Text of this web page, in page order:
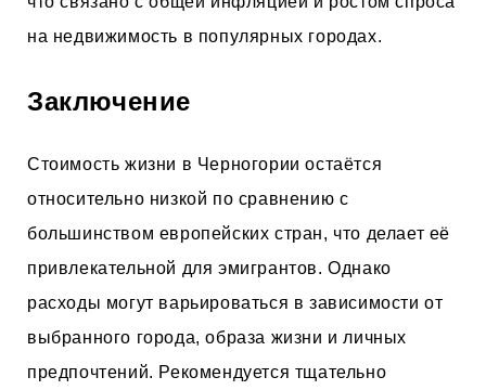
на недвижимость в популярных городах.
Заключение
Стоимость жизни в Черногории остаётся
относительно низкой по сравнению с
большинством европейских стран, что делает её
привлекательной для эмигрантов. Однако
расходы могут варьироваться в зависимости от
выбранного города, образа жизни и личных
предпочтений. Рекомендуется тщательно